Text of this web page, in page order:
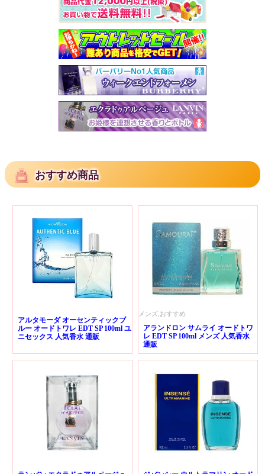
おすすめ商品
アルタモーダ オーセンティックブ
ルー オードトワレ EDT SP 100ml ユ
ニセックス 人気香水 通販
メンズ,おすすめ
アランドロン サムライ オードトワ
レ EDT SP 100ml メンズ 人気香水
通販